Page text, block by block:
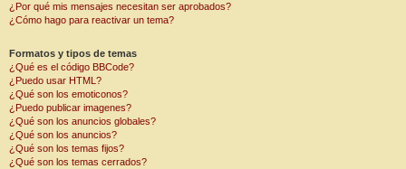
¿Por qué mis mensajes necesitan ser aprobados?
¿Cómo hago para reactivar un tema?
Formatos y tipos de temas
¿Qué es el código BBCode?
¿Puedo usar HTML?
¿Qué son los emoticonos?
¿Puedo publicar imagenes?
¿Qué son los anuncios globales?
¿Qué son los anuncios?
¿Qué son los temas fijos?
¿Qué son los temas cerrados?